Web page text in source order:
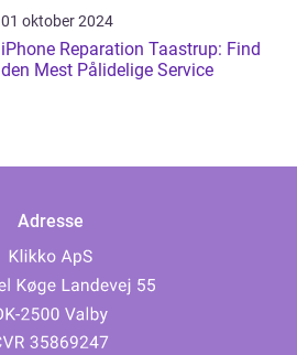
01 oktober 2024
iPhone Reparation Taastrup: Find
den Mest Pålidelige Service
Adresse